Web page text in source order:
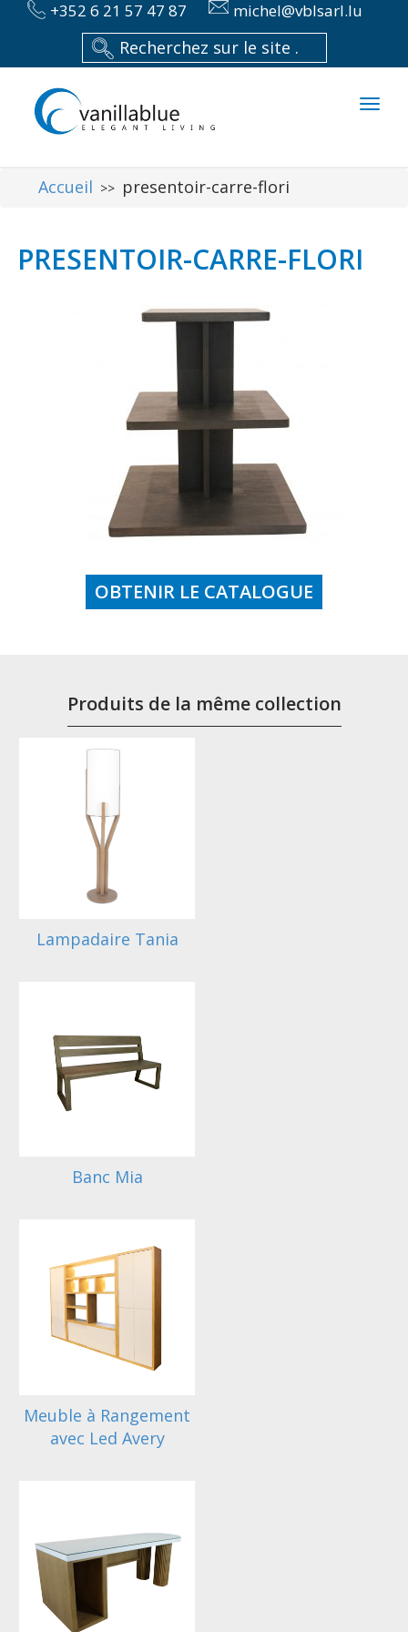
+352 6 21 57 47 87 michel@vblsarl.lu
Accueil >> presentoir-carre-flori
PRESENTOIR-CARRE-FLORI
OBTENIR LE CATALOGUE
Produits de la même collection
Lampadaire Tania
Banc Mia
Meuble à Rangement
avec Led Avery